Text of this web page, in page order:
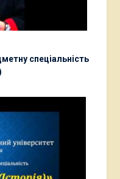
спеціальність